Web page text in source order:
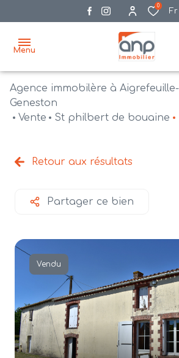
0
Fr
Menu
accueil
vente
agences
estimation
mail
contact
Agence immobilère à Aigrefeuille-Sur-Maine et
Geneston
Vente
St philbert de bouaine
Retour aux résultats
Partager ce bien
Vendu